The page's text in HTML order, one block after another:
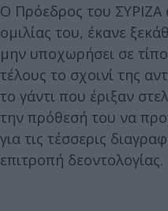
Ο Πρόεδρος του ΣΥΡΙΖΑ
ομιλίας του, έκανε
μην υποχωρήσει σε
τέλους το σχοινί της
το γάντι που έριξαν
την πρόθεσή του να
για τις τέσσερις
επιτροπή δεοντολογίας.